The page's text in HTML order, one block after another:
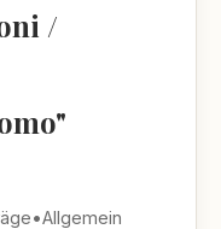
/
•Allgemein